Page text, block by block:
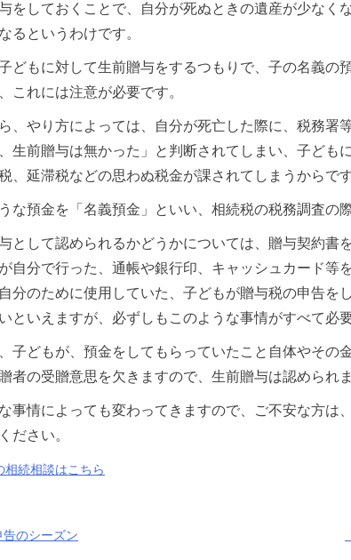
をしておくことで、自分が死ぬときの遺産が少なく
るというわけです。
どもに対して生前贈与をするつもりで、子の名義の
これには注意が必要です。
、やり方によっては、自分が死亡した際に、税務署
生前贈与は無かった」と判断されてしまい、子ども
、延滞税などの思わぬ税金が課されてしまうからです
な預金を「名義預金」といい、相続税の税務調査の
として認められるかどうかについては、贈与契約書
自分で行った、通帳や銀行印、キャッシュカード等
分のために使用していた、子どもが贈与税の申告を
といえますが、必ずしもこのような事情がすべて必
子どもが、預金をしてもらっていたこと自体やその
者の受贈意思を欠きますので、生前贈与は認められま
事情によっても変わってきますので、ご不安な方は
ださい。
相続相談はこちら
告のシーズン